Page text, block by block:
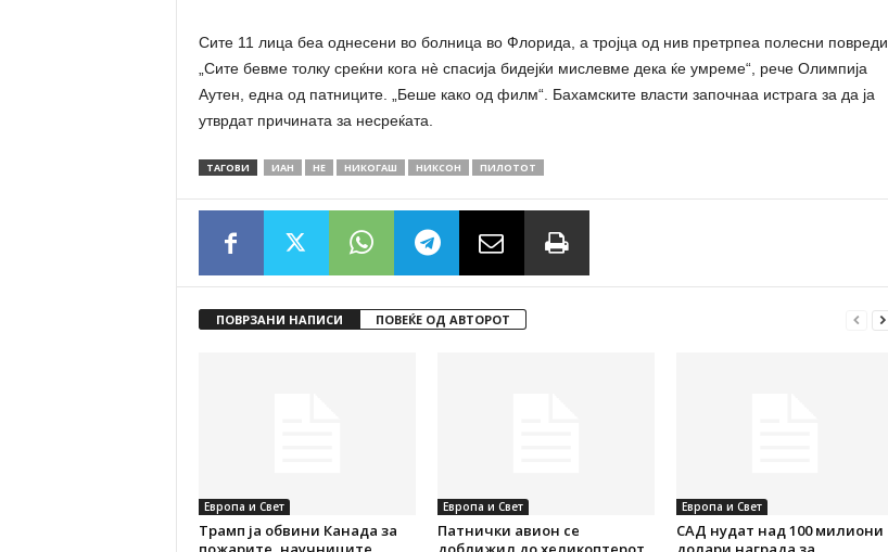
Сите 11 лица беа однесени во болница во Флорида, а тројца од нив претрпеа полесни повреди.
„Сите бевме толку среќни кога нè спасија бидејќи мислевме дека ќе умреме“, рече Олимпија
Аутен, една од патниците. „Беше како од филм“. Бахамските власти започнаа истрага за да ја
утврдат причината за несреќата.
ТАГОВИ ИАН НЕ НИКОГАШ НИКСОН ПИЛОТОТ
ПОВРЗАНИ НАПИСИ ПОВЕЌЕ ОД АВТОРОТ
Европа и Свет
Трамп ја обвини Канада за
Европа и Свет
Патнички авион се
Европа и Свет
САД нудат над 100 милиони